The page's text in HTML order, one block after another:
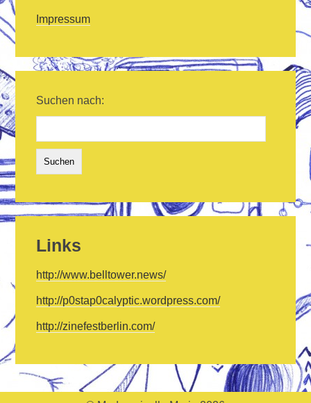
Impressum
Suchen nach:
Links
http://www.belltower.news/
http://p0stap0calyptic.wordpress.com/
http://zinefestberlin.com/